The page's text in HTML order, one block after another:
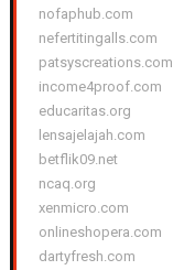
nofaphub.com
nefertitingalls.com
patsyscreations.com
income4proof.com
educaritas.org
lensajelajah.com
betflik09.net
ncaq.org
xenmicro.com
onlineshopera.com
dartyfresh.com